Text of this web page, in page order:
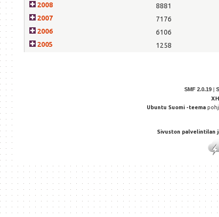
2008
8881
2007
7176
2006
6106
2005
1258
SMF 2.0.19 |
Ubuntu Suomi -teema
Sivuston palvelintilan